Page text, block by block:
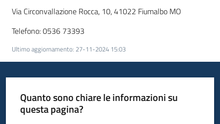
Via Circonvallazione Rocca, 10, 41022 Fiumalbo MO
Telefono: 0536 73393
Ultimo aggiornamento: 27-11-2024 15:03
Quanto sono chiare le informazioni su
questa pagina?